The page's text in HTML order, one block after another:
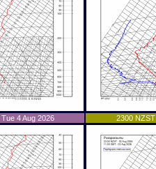
4 Aug 2026 2300